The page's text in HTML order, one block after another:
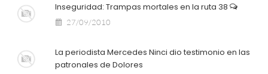
Inseguridad: Trampas mortales en la ruta 38
27/09/2010
La periodista Mercedes Ninci dio testimonio en las
patronales de Dolores